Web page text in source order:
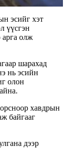
эсийг хэт
үүсгэн
олж
шарахад
нь эсийн
олон
хавдрын
байгааг
дээр